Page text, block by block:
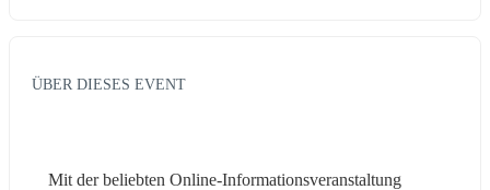
ÜBER DIESES EVENT
Mit der beliebten Online-Informationsveranstaltung